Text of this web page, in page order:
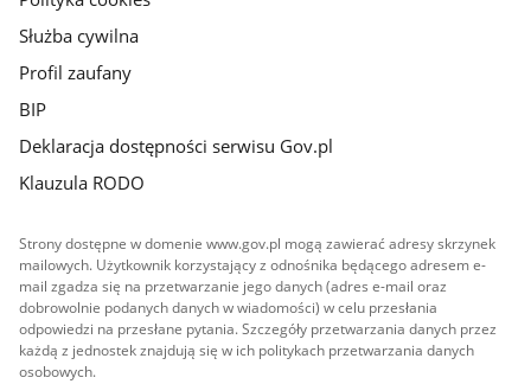
Służba cywilna
Profil zaufany
BIP
Deklaracja dostępności serwisu Gov.pl
Klauzula RODO
Strony dostępne w domenie www.gov.pl mogą zawierać adresy skrzynek
mailowych. Użytkownik korzystający z odnośnika będącego adresem e-
mail zgadza się na przetwarzanie jego danych (adres e-mail oraz
dobrowolnie podanych danych w wiadomości) w celu przesłania
odpowiedzi na przesłane pytania. Szczegóły przetwarzania danych przez
każdą z jednostek znajdują się w ich politykach przetwarzania danych
osobowych.